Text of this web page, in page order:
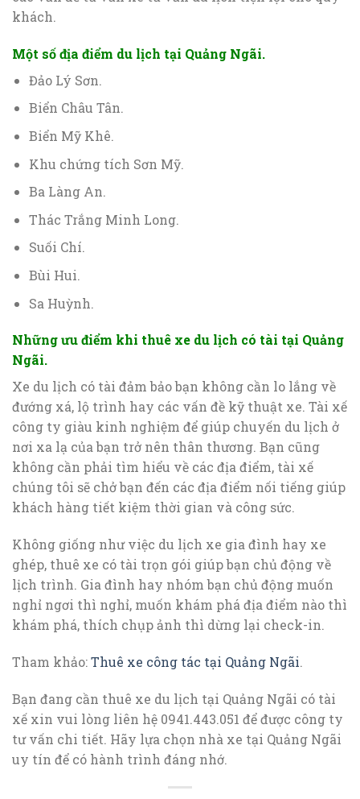
khách.
Một số địa điểm du lịch tại Quảng Ngãi.
Đảo Lý Sơn.
Biển Châu Tân.
Biển Mỹ Khê.
Khu chứng tích Sơn Mỹ.
Ba Làng An.
Thác Trắng Minh Long.
Suối Chí.
Bùi Hui.
Sa Huỳnh.
Những ưu điểm khi thuê xe du lịch có tài tại Quảng
Ngãi.
Xe du lịch có tài đảm bảo bạn không cần lo lắng về
đướng xá, lộ trình hay các vấn đề kỹ thuật xe. Tài xế
công ty giàu kinh nghiệm để giúp chuyến du lịch ở
nơi xa lạ của bạn trở nên thân thương. Bạn cũng
không cần phải tìm hiểu về các địa điểm, tài xế
chúng tôi sẽ chở bạn đến các địa điểm nối tiếng giúp
khách hàng tiết kiệm thời gian và công sức.
Không giống như việc du lịch xe gia đình hay xe
ghép, thuê xe có tài trọn gói giúp bạn chủ động về
lịch trình. Gia đình hay nhóm bạn chủ động muốn
nghỉ ngơi thì nghỉ, muốn khám phá địa điểm nào thì
khám phá, thích chụp ảnh thì dừng lại check-in.
Tham khảo:Thuê xe công tác tại Quảng Ngãi.
Bạn đang cần thuê xe du lịch tại Quảng Ngãi có tài
xế xin vui lòng liên hệ 0941.443.051 để được công ty
tư vấn chi tiết. Hãy lựa chọn nhà xe tại Quảng Ngãi
uy tín để có hành trình đáng nhớ.